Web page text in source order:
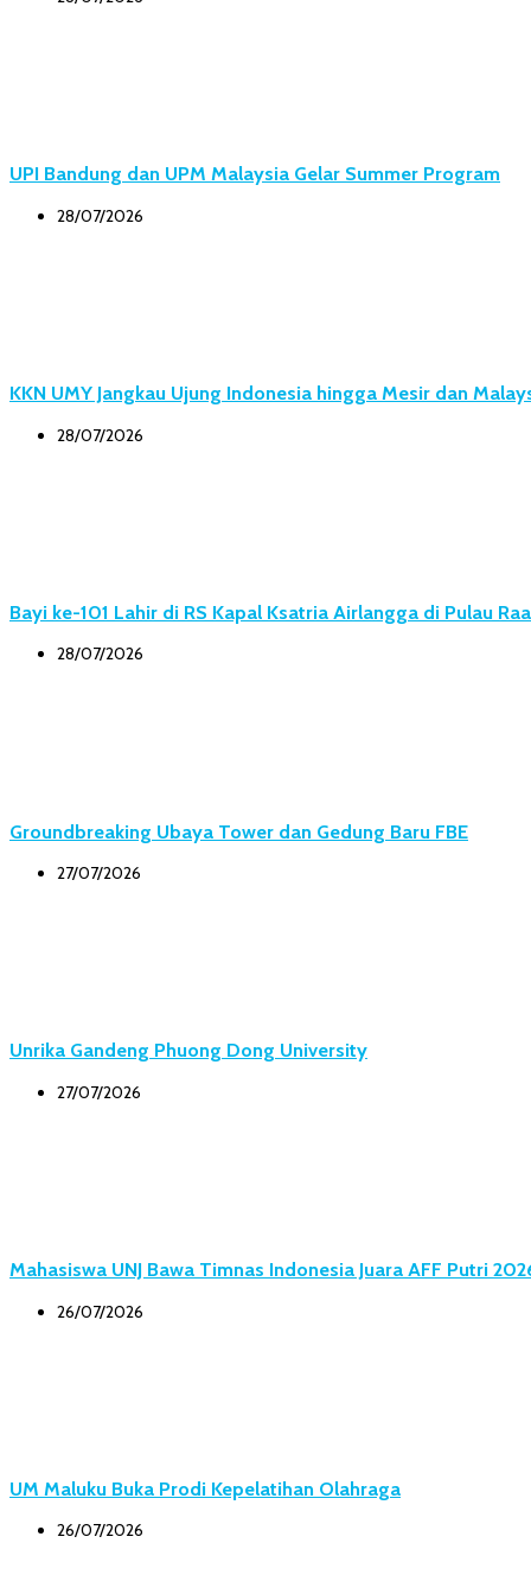
UPI Bandung dan UPM Malaysia Gelar Summer Program
28/07/2026
KKN UMY Jangkau Ujung Indonesia hingga Mesir dan
28/07/2026
Bayi ke-101 Lahir di RS Kapal Ksatria Airlangga di Pulau
28/07/2026
Groundbreaking Ubaya Tower dan Gedung Baru FBE
27/07/2026
Unrika Gandeng Phuong Dong University
27/07/2026
Mahasiswa UNJ Bawa Timnas Indonesia Juara AFF Putri
26/07/2026
UM Maluku Buka Prodi Kepelatihan Olahraga
26/07/2026